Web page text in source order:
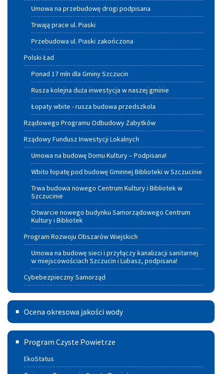
Umowa na przebudowę drogi podpisana
Trwają prace ul. Piaski
Przebudowa ul. Piaski zakończona
Polski Ład
Ponad 17 mln dla Gminy Szczucin
Rusza kolejna duża inwestycja w naszej gminie
Łopaty wbite - rusza budowa przedszkola
Rządowego Programu Odbudowy Zabytków
Rządowy Fundusz Inwestycji Lokalnych
Umowa na budowę Domu Kultury – Podpisana!
Wbito łopatę pod budowę Gminnej Biblioteki w Szczucinie
Trwa budowa nowego Centrum Kultury i Bibliotek w
Szczucinie
Otwarcie nowego budynku Samorządowego Centrum
Kultury i Bibliotek
Program Rozwoju Obszarów Wiejskich
Umowa na budowę sieci i przyłączy kanalizacji sanitarnej
w miejscowościach Szczucin i Lubasz, podpisana!
Cybebezpieczny Samorząd
Ocena
okresowa
jakości
wody
Ocena okresowa jakości wody
Program
czyste
powietrze
Program Czyste Powietrze
EkoStatus